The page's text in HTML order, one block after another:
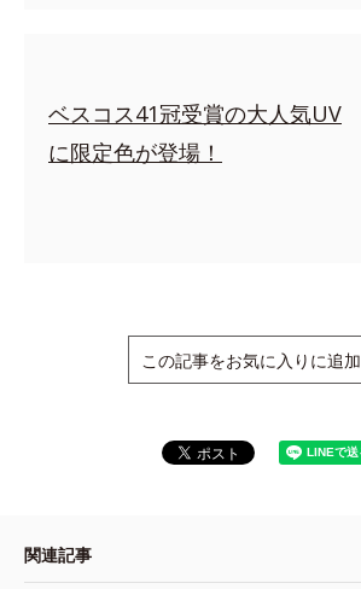
ベスコス41冠受賞の大人気UV
に限定色が登場！
この記事をお気に入りに追加
関連記事